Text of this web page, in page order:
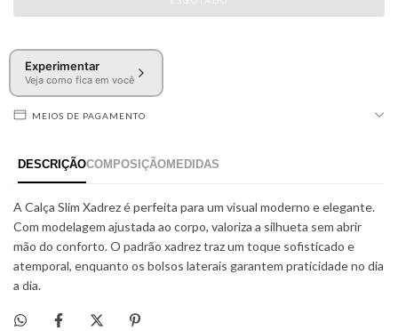
Experimentar
Veja como fica em você
MEIOS DE PAGAMENTO